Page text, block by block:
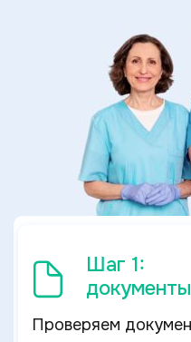
Шаг 1:
документы
Проверяем